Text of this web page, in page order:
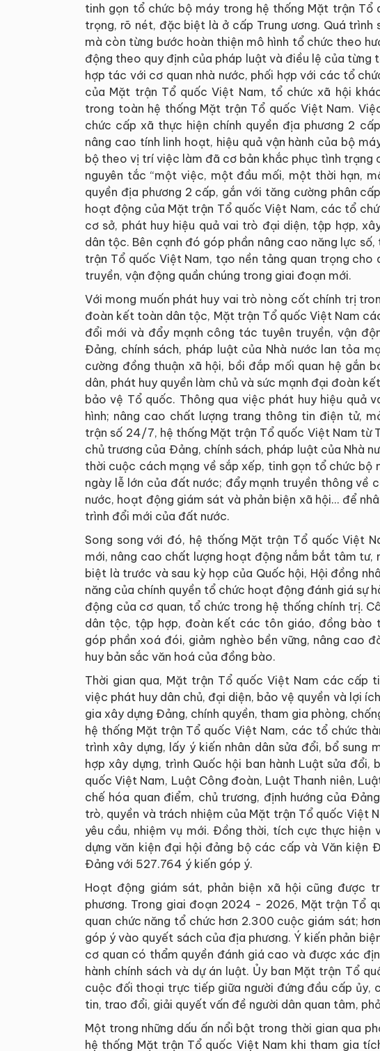
tinh gọn tổ chức bộ máy trong hệ thống Mặt trận
trọng, rõ nét, đặc biệt là ở cấp Trung ương. Quá trình
mà còn từng bước hoàn thiện mô hình tổ chức theo
động theo quy định của pháp luật và điều lệ của từng
hợp tác với cơ quan nhà nước, phối hợp với các tổ
của Mặt trận Tổ quốc Việt Nam, tổ chức xã hội
trong toàn hệ thống Mặt trận Tổ quốc Việt Nam.
chức cấp xã thực hiện chính quyền địa phương 2
nâng cao tính linh hoạt, hiệu quả vận hành của bộ
bộ theo vị trí việc làm đã cơ bản khắc phục tình trạng
nguyên tắc “một việc, một đầu mối, một thời hạn,
quyền địa phương 2 cấp, gắn với tăng cường phân
hoạt động của Mặt trận Tổ quốc Việt Nam, các tổ
cơ sở, phát huy hiệu quả vai trò đại diện, tập hợp,
dân tộc. Bên cạnh đó góp phần nâng cao năng lực
trận Tổ quốc Việt Nam, tạo nền tảng quan trọng
truyền, vận động quần chúng trong giai đoạn mới.
Với mong muốn phát huy vai trò nòng cốt chính trị
đoàn kết toàn dân tộc, Mặt trận Tổ quốc Việt Nam
đổi mới và đẩy mạnh công tác tuyên truyền, vận
Đảng, chính sách, pháp luật của Nhà nước lan tỏa
cường đồng thuận xã hội, bồi đắp mối quan hệ gắn
dân, phát huy quyền làm chủ và sức mạnh đại đoàn
bảo vệ Tổ quốc. Thông qua việc phát huy hiệu quả
hình; nâng cao chất lượng trang thông tin điện tử,
trận số 24/7, hệ thống Mặt trận Tổ quốc Việt Nam từ
chủ trương của Đảng, chính sách, pháp luật của Nhà
thời cuộc cách mạng về sắp xếp, tinh gọn tổ chức bộ
ngày lễ lớn của đất nước; đẩy mạnh truyền thông về
nước, hoạt động giám sát và phản biện xã hội… để
trình đổi mới của đất nước.
Song song với đó, hệ thống Mặt trận Tổ quốc Việt
mới, nâng cao chất lượng hoạt động nắm bắt tâm tư,
biệt là trước và sau kỳ họp của Quốc hội, Hội đồng
năng của chính quyền tổ chức hoạt động đánh giá sự
động của cơ quan, tổ chức trong hệ thống chính trị.
dân tộc, tập hợp, đoàn kết các tôn giáo, đồng bào
góp phần xoá đói, giảm nghèo bền vững, nâng cao
huy bản sắc văn hoá của đồng bào.
Thời gian qua, Mặt trận Tổ quốc Việt Nam các cấp
việc phát huy dân chủ, đại diện, bảo vệ quyền và lợi
gia xây dựng Đảng, chính quyền, tham gia phòng,
hệ thống Mặt trận Tổ quốc Việt Nam, các tổ chức
trình xây dựng, lấy ý kiến nhân dân sửa đổi, bổ sung
hợp xây dựng, trình Quốc hội ban hành Luật sửa
quốc Việt Nam, Luật Công đoàn, Luật Thanh niên,
chế hóa quan điểm, chủ trương, định hướng của
trò, quyền và trách nhiệm của Mặt trận Tổ quốc Việt
yêu cầu, nhiệm vụ mới. Đồng thời, tích cực thực hiện
dựng văn kiện đại hội đảng bộ các cấp và Văn kiện
Đảng với 527.764 ý kiến góp ý.
Hoạt động giám sát, phản biện xã hội cũng được
phương. Trong giai đoạn 2024 - 2026, Mặt trận Tổ
quan chức năng tổ chức hơn 2.300 cuộc giám sát;
góp ý vào quyết sách của địa phương. Ý kiến phản
cơ quan có thẩm quyền đánh giá cao và được xác
hành chính sách và dự án luật. Ủy ban Mặt trận Tổ
cuộc đối thoại trực tiếp giữa người đứng đầu cấp ủy,
tin, trao đổi, giải quyết vấn đề người dân quan tâm,
Một trong những dấu ấn nổi bật trong thời gian qua
hệ thống Mặt trận Tổ quốc Việt Nam khi tham gia